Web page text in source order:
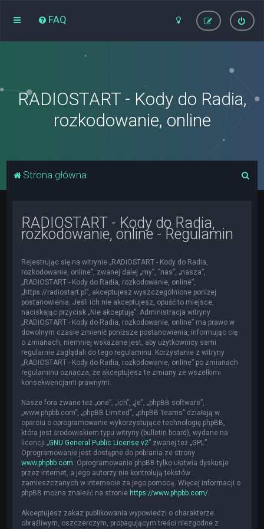
FAQ
RADIOSTART - Kody do Radia,
rozkodowanie, online
Strona główna
RADIOSTART - Kody do Radia,
rozkodowanie, online - Regulamin
Rejestrując się na witrynie „RADIOSTART - Kody do Radia,
rozkodowanie, online”, zwanej dalej „my”, ”nas”, „nasza”,
„RADIOSTART - Kody do Radia, rozkodowanie, online”,
„https://radiostart.pl”, akceptujesz wyszczególnione poniżej
postanowienia. Jeśli ich nie akceptujesz, opuść to miejsce,
naciskając przycisk „Nie akceptuję”. Administracja witryny
„RADIOSTART - Kody do Radia, rozkodowanie, online” ma prawo w
dowolnym czasie zmienić poniższe postanowienia, informując cię
o zmianach, niemniej wskazane jest, aby użytkownicy sami
regularnie zaglądali do tego regulaminu. Korzystanie z witryny
„RADIOSTART - Kody do Radia, rozkodowanie, online” po zmianach
regulaminu oznacza, że akceptujesz te zmiany ze wszelkimi
konsekwencjami prawnymi.
Nasze fora zwane też „one”, „ich”, „je”, „phpBB software”,
„www.phpbb.com”, „phpBB Limited”, „phpBB Teams” działają w
oparciu o oprogramowanie wykorzystujące technologię phpBB,
która jest środowiskiem typu witryny (bulletin board), wydane na
licencji „GNU General Public License v2” zwanej też „GPL”.
Oprogramowanie jest dostępne do pobrania ze strony
www.phpbb.com . Oprogramowanie phpBB tylko ułatwia dyskusje
przez internet, a jego autorzy nie kontrolują tekstów
zamieszczanych w internecie za jego pomocą. Więcej informacji o
phpBB można znaleźć na stronie https://www.phpbb.com/
Akceptujesz zakaz publikowania wypowiedzi o charakterze
obraźliwym, oszczerczym, propagującym treści niezgodne z